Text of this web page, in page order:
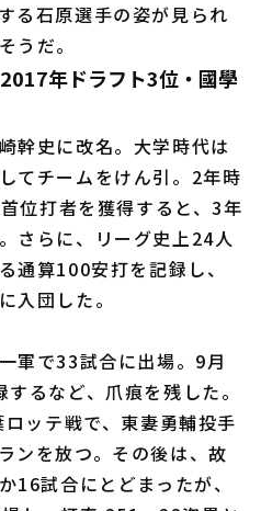
る石原選手の姿が見られ
うだ。
年ドラフト3位・國學
幹史に改名。大学時代は
てチームをけん引。2年時
位打者を獲得すると、3年
さらに、リーグ史上24人
通算100安打を記録し、
入団した。
軍で33試合に出場。9月
るなど、爪痕を残した。
ッテ戦で、東妻勇輔投手
ンを放つ。その後は、故
16試合にとどまったが、